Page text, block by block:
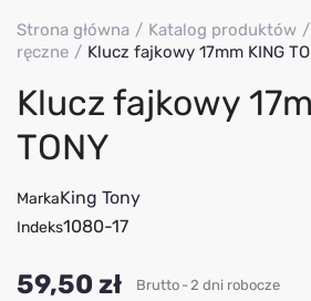
O Firmie
Kontakt
Strona główna Katalog produktów
ręczne
Klucz fajkowy 17mm KING
Klucz fajkowy
TONY
MarkaKing Tony
Indeks1080-17
59,50 zł Brutto 2 dni robocze